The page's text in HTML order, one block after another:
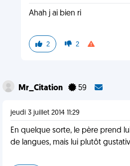
Ahah j ai bien ri
2 2
Mr_Citation 59
jeudi 3 juillet 2014 11:29
En quelque sorte, le père prend
de langues, mais lui plutôt